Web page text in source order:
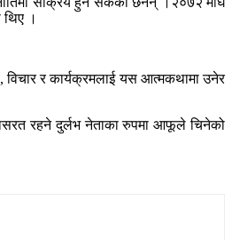
।
विचार र कार्यक्रमलाई यस आत्मकथामा उनेर
रहने दुर्लभ नेताका रुपमा आफूले चिनेको